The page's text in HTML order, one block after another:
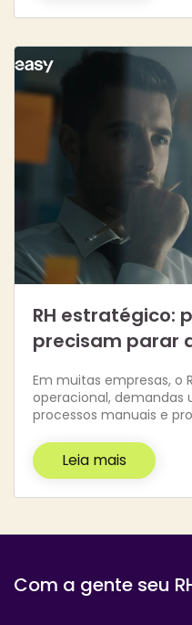
RH estratégico:
precisam parar
Em muitas empresas, o
operacional, demandas
processos manuais e
Leia mais
Com a gente seu